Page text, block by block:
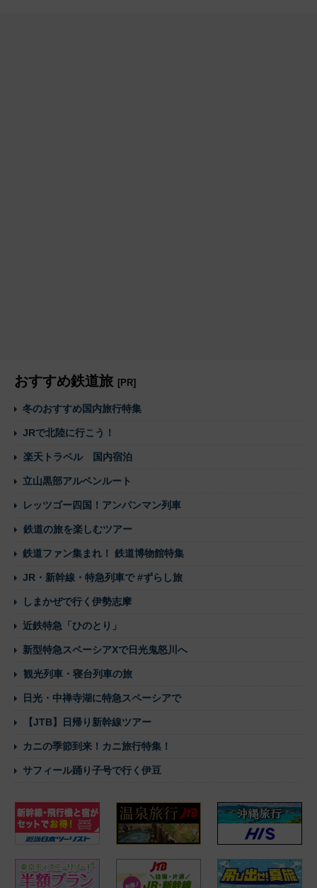
おすすめ鉄道旅 [PR]
冬のおすすめ国内旅行特集
JRで北陸に行こう！
楽天トラベル 国内宿泊
立山黒部アルペンルート
レッツゴー四国！アンパンマン列車
鉄道の旅を楽しむツアー
鉄道ファン集まれ！ 鉄道博物館特集
JR・新幹線・特急列車で #ずらし旅
しまかぜで行く伊勢志摩
近鉄特急「ひのとり」
新型特急スペーシアXで日光鬼怒川へ
観光列車・寝台列車の旅
日光・中禅寺湖に特急スペーシアで
【JTB】日帰り新幹線ツアー
カニの季節到来！カニ旅行特集！
サフィール踊り子号で行く伊豆